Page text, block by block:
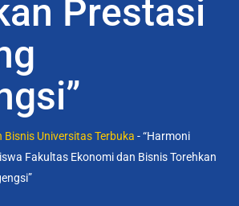
Prestasi
Universitas Terbuka -“Harmoni
Fakultas Ekonomi dan Bisnis Torehkan